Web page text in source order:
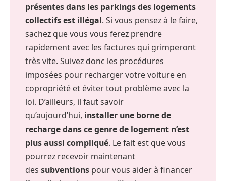
présentes dans les parkings des logements
collectifs est illégal. Si vous pensez à le faire,
sachez que vous vous ferez prendre
rapidement avec les factures qui grimperont
très vite. Suivez donc les procédures
imposées pour recharger votre voiture en
copropriété et éviter tout problème avec la
loi. D’ailleurs, il faut savoir
qu’aujourd’hui, installer une borne de
recharge dans ce genre de logement n’est
plus aussi compliqué. Le fait est que vous
pourrez recevoir maintenant
des subventions pour vous aider à financer